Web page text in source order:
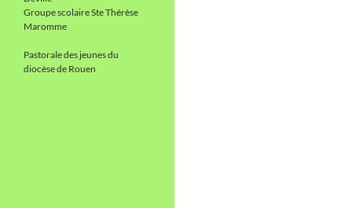
Groupe scolaire Ste Thérèse
Maromme
Pastorale des jeunes du
diocèse de Rouen